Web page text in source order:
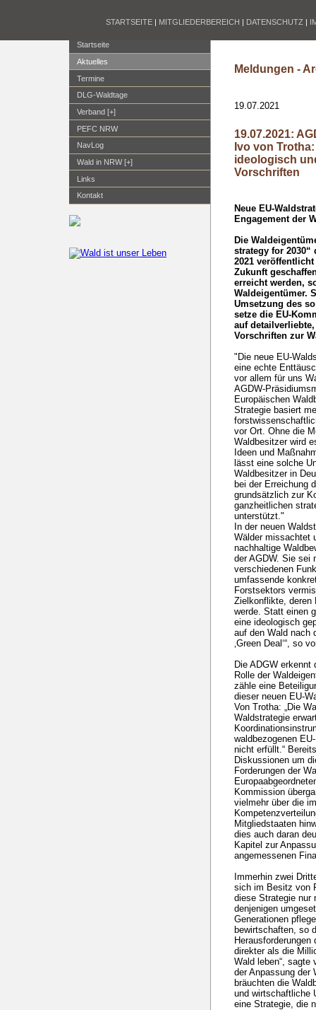
STARTSEITE | MITGLIEDERBEREICH | DATENSCHUTZ |
Startseite
Aktuelles
Termine
DLG-Waldtage
Verband [+]
PEFC NRW
NavLog
Wald in NRW [+]
Links
Kontakt
Meldungen -
19.07.2021
19.07.2021:
Ivo von
ideologisch
Vorschriften
Neue EU-
Engagement der
Die
strategy for
2021
Zukunft
erreicht werden,
Waldeigentümer.
Umsetzung des
setze die EU-
auf
Vorschriften zur
"Die neue EU-
eine echte
vor allem für uns
AGDW-
Europäischen
Strategie basiert
vor Ort. Ohne die
Waldbesitzer wird
Ideen und
lässt eine solche
Waldbesitzer in
bei der Erreichung
grundsätzlich zur
ganzheitlichen
unterstützt."
In der neuen
Wälder missachtet
nachhaltige
der AGDW. Sie sei
verschiedenen
umfassende
Forstsektors
Zielkonflikte, deren
werde. Statt einen
eine ideologisch
auf den Wald nach
‚Green Deal‘“, so
Die ADGW
Rolle der
zähle eine
dieser neuen EU-
Von Trotha: „Die
Waldstrategie
waldbezogenen
nicht erfüllt.“
Diskussionen um
Forderungen der
Kommission
vielmehr über die
Mitgliedstaaten
dies auch daran
Kapitel zur
angemessenen
Immerhin zwei
sich im Besitz von
diese Strategie nur
denjenigen
Generationen
bewirtschaften, so
direkter als die
Wald leben“, sagte
der Anpassung der
bräuchten die
und wirtschaftliche
eine Strategie, die